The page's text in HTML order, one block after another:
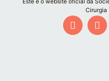
Cirurgia